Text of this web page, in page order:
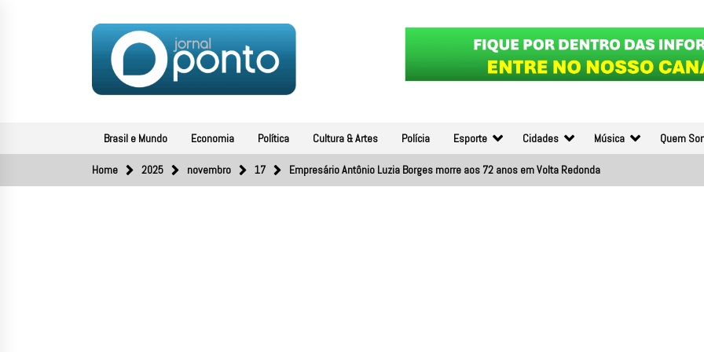
Brasil e Mundo Economia Política Cultura & Artes Polícia Esporte Cidades Música Quem
Home 2025 novembro 17 Empresário Antônio Luzia Borges morre aos 72 anos em Volta Redonda